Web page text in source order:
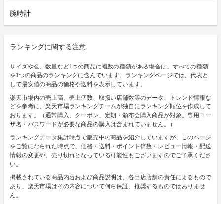
腕時計
ランキングに関する注意
サイズや色、数量など1つの商品に複数の種類がある場合は、すべての種類
を1つの商品のランキングに含んでいます。ランキングページでは、代表と
して最安値の商品の価格や送料を表示しています。
楽天市場内の売上高、売上個数、取扱い店舗数等のデータ、トレンド情報な
どを参考に、楽天市場ランキングチームが独自にランキング順位を作成して
おります。（通常購入、クーポン、定期・頒布会購入商品が対象。専用ユー
ザ名・パスワードが必要な商品の購入は含まれていません。）
ランキングデータ集計時点で販売中の商品を紹介していますが、このページ
をご覧になられた時点で、価格・送料・ポイント倍数・レビュー情報・配送
情報の変更や、売り切れとなっている可能性もございますのでご了承くださ
い。
掲載されている商品内容および商品説明は、各出店店舗の責任によるもので
あり、楽天市場はその内容について何ら保証、推奨するものではありませ
ん。